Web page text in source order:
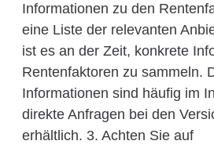
Informationen zu den
eine Liste der relevanten
ist es an der Zeit, konkrete
Rentenfaktoren zu sammeln.
Informationen sind häufig im
direkte Anfragen bei den
erhältlich. 3. Achten Sie auf